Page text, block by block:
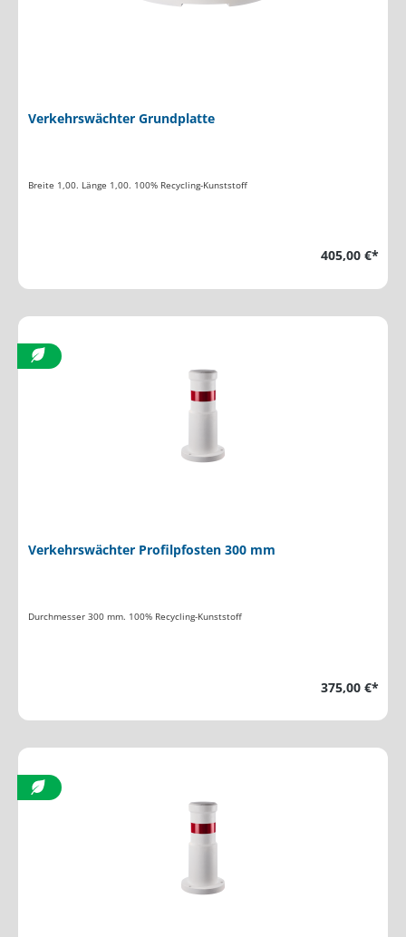
Verkehrswächter Grundplatte
Breite 1,00. Länge 1,00. 100% Recycling-Kunststoff
405,00 €*
Verkehrswächter Profilpfosten 300 mm
Durchmesser 300 mm. 100% Recycling-Kunststoff
375,00 €*